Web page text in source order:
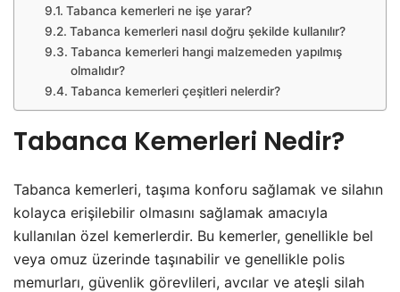
Tabanca kemerleri ne işe yarar?
Tabanca kemerleri nasıl doğru şekilde kullanılır?
Tabanca kemerleri hangi malzemeden yapılmış
olmalıdır?
Tabanca kemerleri çeşitleri nelerdir?
Tabanca Kemerleri Nedir?
Tabanca kemerleri, taşıma konforu sağlamak ve silahın
kolayca erişilebilir olmasını sağlamak amacıyla
kullanılan özel kemerlerdir. Bu kemerler, genellikle bel
veya omuz üzerinde taşınabilir ve genellikle polis
memurları, güvenlik görevlileri, avcılar ve ateşli silah